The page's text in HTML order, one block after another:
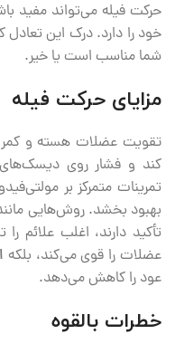
حرکت فیله می‌تواند مفید
خود را دارد. درک این تعادل
شما مناسب است یا خیر.
مزایای حرکت فیله
تقویت عضلات هسته و کمر
کند و فشار روی
تمرینات متمرکز بر
بهبود بخشد. روش‌هایی
تأکید دارند، اغلب علائم
عضلات را قوی می‌کند، بلکه
عود را کاهش می‌دهد.
خطرات بالقوه